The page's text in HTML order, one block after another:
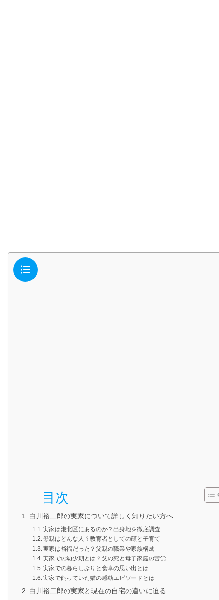
目次
白川裕二郎の実家について詳しく知りたい方へ
実家は港北区にあるのか？出身地を徹底調査
母親はどんな人？教育者としての顔と子育て
実家は裕福だった？父親の職業や家族構成
実家での幼少期とは？父の死と母子家庭の苦労
実家での暮らしぶりと食卓の思い出とは
実家で飼っていた猫の感動エピソードとは
白川裕二郎の実家と現在の自宅の違いに迫る